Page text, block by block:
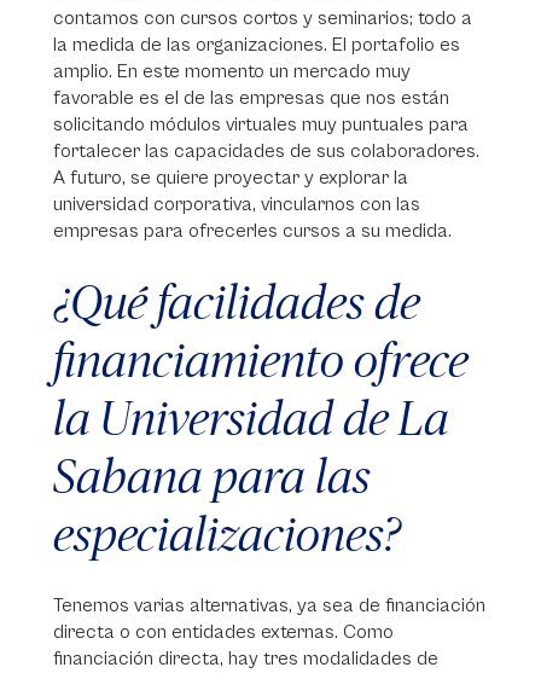
contamos con cursos cortos y seminarios; todo a
la medida de las organizaciones. El portafolio es
amplio. En este momento un mercado muy
favorable es el de las empresas que nos están
solicitando módulos virtuales muy puntuales para
fortalecer las capacidades de sus colaboradores.
A futuro, se quiere proyectar y explorar la
universidad corporativa, vincularnos con las
empresas para ofrecerles cursos a su medida.
¿Qué facilidades de
financiamiento ofrece
la Universidad de La
Sabana para las
especializaciones?
Tenemos varias alternativas, ya sea de financiación
directa o con entidades externas. Como
financiación directa, hay tres modalidades de